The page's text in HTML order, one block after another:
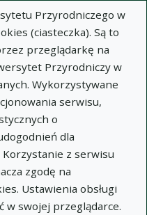
Przyrodniczego w
(ciasteczka). Są to
przeglądarkę na
Przyrodniczy w
Wykorzystywane
serwisu,
o
dla
z serwisu
zgodę na
Ustawienia obsługi
w swojej przeglądarce.
Wyczyść Zaznacz wszystko
treści)